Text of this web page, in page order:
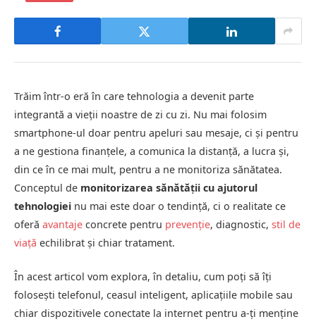
Trăim într-o eră în care tehnologia a devenit parte
integrantă a vieții noastre de zi cu zi. Nu mai folosim
smartphone-ul doar pentru apeluri sau mesaje, ci și pentru
a ne gestiona finanțele, a comunica la distanță, a lucra și,
din ce în ce mai mult, pentru a ne monitoriza sănătatea.
Conceptul de monitorizarea sănătății cu ajutorul
tehnologiei nu mai este doar o tendință, ci o realitate ce
oferă avantaje concrete pentru prevenție, diagnostic, stil de
viață echilibrat și chiar tratament.
În acest articol vom explora, în detaliu, cum poți să îți
folosești telefonul, ceasul inteligent, aplicațiile mobile sau
chiar dispozitivele conectate la internet pentru a-ți menține